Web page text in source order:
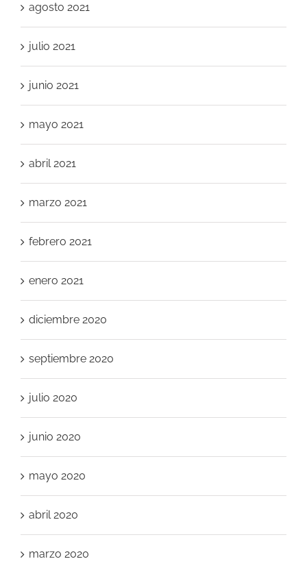
agosto 2021
julio 2021
junio 2021
mayo 2021
abril 2021
marzo 2021
febrero 2021
enero 2021
diciembre 2020
septiembre 2020
julio 2020
junio 2020
mayo 2020
abril 2020
marzo 2020